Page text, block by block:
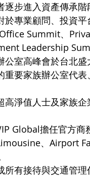
逐步進入資產傳承
於專業顧問、投資
Summit、
Leadership
公室高峰會於台北
重要家族辦公室代
高淨值人士及家族
Global擔任官方
、Airport
所有接待與交通管